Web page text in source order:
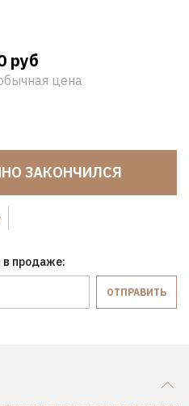
руб
цена
ЗАКОНЧИЛСЯ
в продаже:
ОТПРАВИТЬ